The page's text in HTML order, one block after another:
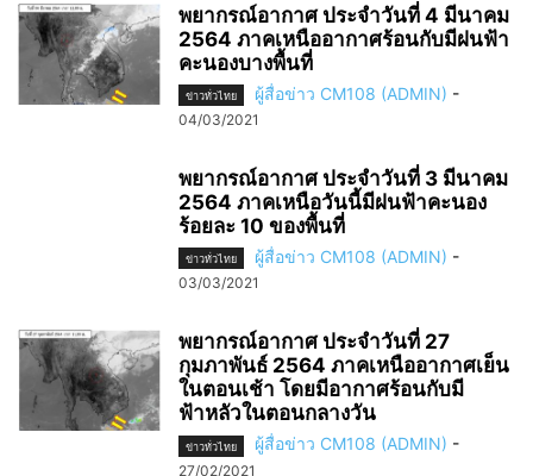
พยากรณ์อากาศ ประจำวันที่ 4 มีนาคม
2564 ภาคเหนืออากาศร้อนกับมีฝนฟ้า
คะนองบางพื้นที่
ข่าวทั่วไทย ผู้สื่อข่าว CM108 (ADMIN) -
04/03/2021
พยากรณ์อากาศ ประจำวันที่ 3 มีนาคม
2564 ภาคเหนือวันนี้มีฝนฟ้าคะนอง
ร้อยละ 10 ของพื้นที่
ข่าวทั่วไทย ผู้สื่อข่าว CM108 (ADMIN) -
03/03/2021
พยากรณ์อากาศ ประจำวันที่ 27
กุมภาพันธ์ 2564 ภาคเหนืออากาศเย็น
ในตอนเช้า โดยมีอากาศร้อนกับมี
ฟ้าหลัวในตอนกลางวัน
ข่าวทั่วไทย ผู้สื่อข่าว CM108 (ADMIN) -
27/02/2021